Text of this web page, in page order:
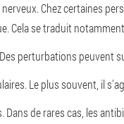
. Chez certaines
Cela se traduit
perturbations peuvent
. Le plus souvent, il
. Dans de rares cas, les